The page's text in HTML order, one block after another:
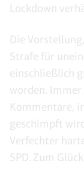
Lockdown
Die
Strafe für
einschließlich
worden. Immer
Kommentare,
geschimpft
Verfechter
SPD. Zum